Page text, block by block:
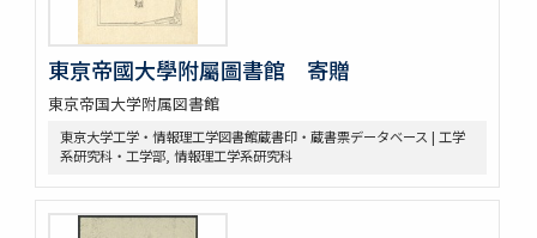
東亰帝國大學附屬圖書館 寄贈
東京帝国大学附属図書館
東京大学工学・情報理工学図書館蔵書印・蔵書票データベース | 工学
系研究科・工学部, 情報理工学系研究科